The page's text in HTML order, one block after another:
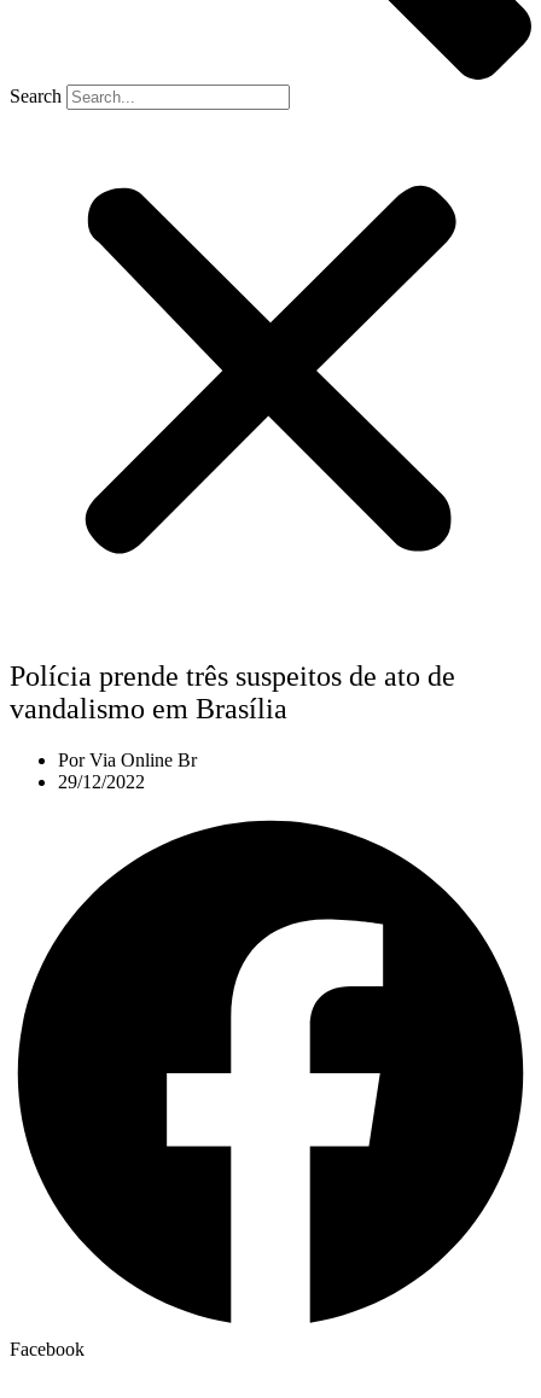
Search
Polícia prende três suspeitos de ato de
vandalismo em Brasília
PorVia Online Br
29/12/2022
Facebook